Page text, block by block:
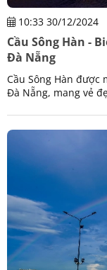
10:33 30/12/2024
Cầu Sông Hàn -
Đà Nẵng
Cầu Sông Hàn
Đà Nẵng, mang vẻ